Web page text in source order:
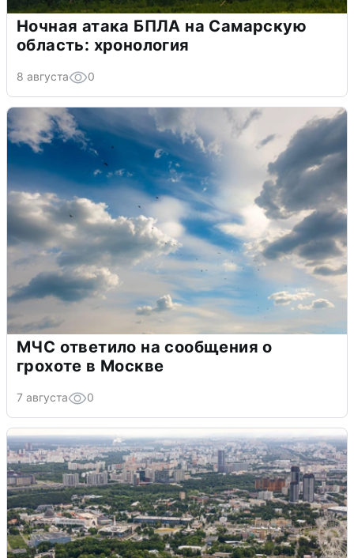
Ночная атака БПЛА на Самарскую
область: хронология
8 августа 0
МЧС ответило на сообщения о
грохоте в Москве
7 августа 0